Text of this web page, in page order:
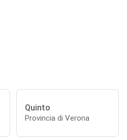
Quinto
Provincia di Verona